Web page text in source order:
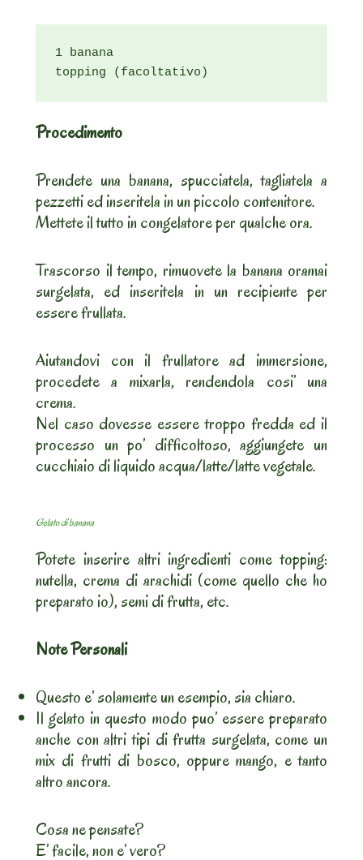
1 banana
topping (facoltativo)
Procedimento
Prendete una banana, spucciatela, tagliatela a
pezzetti ed inseritela in un piccolo contenitore.
Mettete il tutto in congelatore per qualche ora.
Trascorso il tempo, rimuovete la banana oramai
surgelata, ed inseritela in un recipiente per
essere frullata.
Aiutandovi con il frullatore ad immersione,
procedete a mixarla, rendendola cosi’ una
crema.
Nel caso dovesse essere troppo fredda ed il
processo un po’ difficoltoso, aggiungete un
cucchiaio di liquido acqua/latte/latte vegetale.
Gelato di banana
Potete inserire altri ingredienti come topping:
nutella, crema di arachidi (come quello che ho
preparato io), semi di frutta, etc.
Note Personali
Questo e’ solamente un esempio, sia chiaro.
Il gelato in questo modo puo’ essere preparato
anche con altri tipi di frutta surgelata, come un
mix di frutti di bosco, oppure mango, e tanto
altro ancora.
Cosa ne pensate?
E’ facile, non e’ vero?